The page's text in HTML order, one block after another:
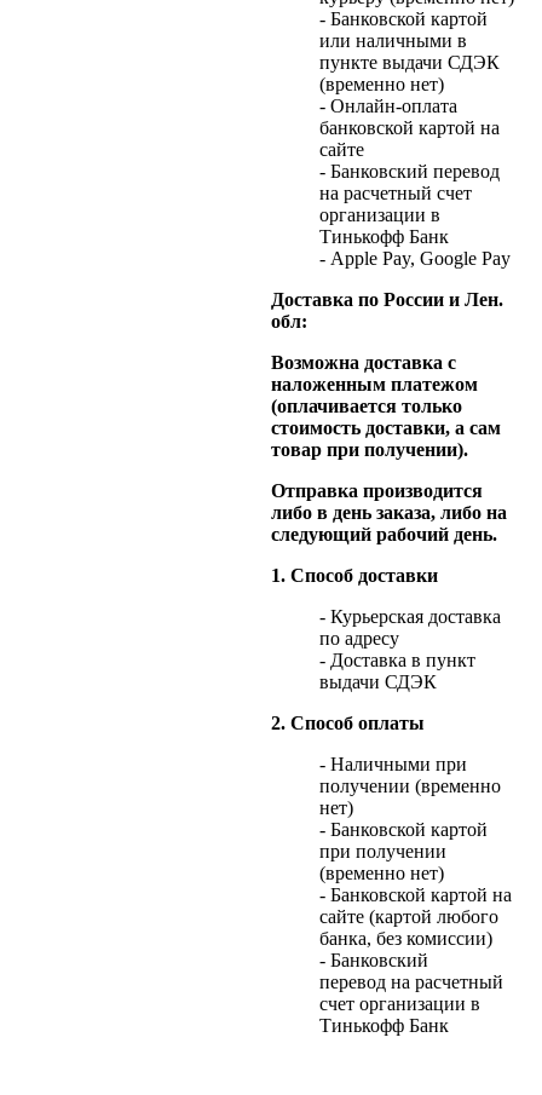
- Банковской картой
или наличными в
пункте выдачи СДЭК
(временно нет)
- Онлайн-оплата
банковской картой на
сайте
- Банковский перевод
на расчетный счет
организации в
Тинькофф Банк
- Apple Pay, Google Pay
Доставка по России и Лен.
обл:
Возможна доставка с
наложенным платежом
(оплачивается только
стоимость доставки, а сам
товар при получении).
Отправка производится
либо в день заказа, либо на
следующий рабочий день.
1. Способ доставки
- Курьерская доставка
по адресу
- Доставка в пункт
выдачи СДЭК
2. Способ оплаты
- Наличными при
получении (временно
нет)
- Банковской картой
при получении
(временно нет)
- Банковской картой на
сайте (картой любого
банка, без комиссии)
- Банковский
перевод на расчетный
счет организации в
Тинькофф Банк